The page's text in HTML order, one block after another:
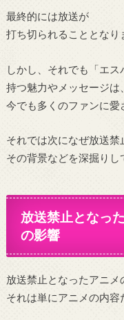
最終的には放送が
打ち切られることとなり
しかし、それでも「エス
持つ魅力やメッセージは、
今でも多くのファンに愛
それでは次になぜ放送
その背景などを深掘りし
放送禁止となっ
の影響
放送禁止となったアニメ
それは単にアニメの内容